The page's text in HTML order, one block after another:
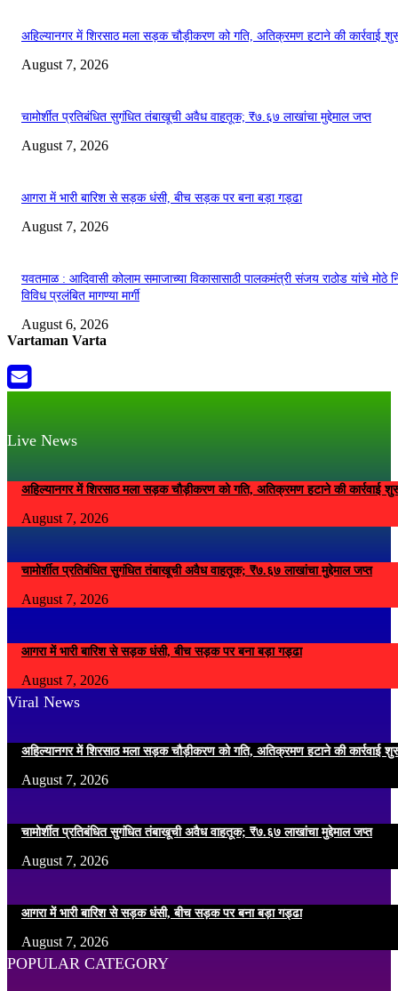
अहिल्यानगर में शिरसाठ मला सड़क चौड़ीकरण को गति, अतिक्रमण हटाने की कार्रवाई
August 7, 2026
चामोर्शीत प्रतिबंधित सुगंधित तंबाखूची अवैध वाहतूक; ₹७.६७ लाखांचा मुद्देमाल जप्त
August 7, 2026
आगरा में भारी बारिश से सड़क धंसी, बीच सड़क पर बना बड़ा गड्ढा
August 7, 2026
यवतमाळ : आदिवासी कोलाम समाजाच्या विकासासाठी पालकमंत्री संजय राठोड यांचे मोठे
विविध प्रलंबित मागण्या मार्गी
August 6, 2026
Vartaman Varta
Live News
अहिल्यानगर में शिरसाठ मला सड़क चौड़ीकरण को गति, अतिक्रमण हटाने की कार्रवाई
August 7, 2026
चामोर्शीत प्रतिबंधित सुगंधित तंबाखूची अवैध वाहतूक; ₹७.६७ लाखांचा मुद्देमाल जप्त
August 7, 2026
आगरा में भारी बारिश से सड़क धंसी, बीच सड़क पर बना बड़ा गड्ढा
August 7, 2026
Viral News
अहिल्यानगर में शिरसाठ मला सड़क चौड़ीकरण को गति, अतिक्रमण हटाने की कार्रवाई
August 7, 2026
चामोर्शीत प्रतिबंधित सुगंधित तंबाखूची अवैध वाहतूक; ₹७.६७ लाखांचा मुद्देमाल जप्त
August 7, 2026
आगरा में भारी बारिश से सड़क धंसी, बीच सड़क पर बना बड़ा गड्ढा
August 7, 2026
POPULAR CATEGORY